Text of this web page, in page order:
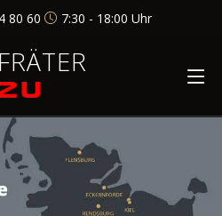
80 60 7:30 - 18:00 Uhr